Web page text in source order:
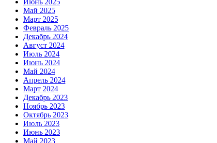
Июнь 2025
Май 2025
Март 2025
Февраль 2025
Декабрь 2024
Август 2024
Июль 2024
Июнь 2024
Май 2024
Апрель 2024
Март 2024
Декабрь 2023
Ноябрь 2023
Октябрь 2023
Июль 2023
Июнь 2023
Май 2023